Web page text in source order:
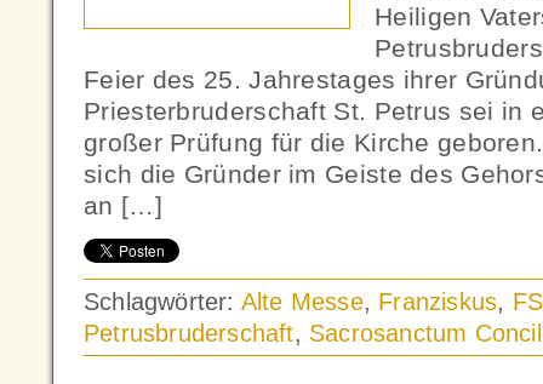
Heiligen
Feier des 25. Jahrestages ihrer
Priesterbruderschaft St. Petrus sei in
großer Prüfung für die Kirche
sich die Gründer im Geiste des
an […]
Schlagwörter: Alte Messe, Franziskus,
Petrusbruderschaft, Sacrosanctum